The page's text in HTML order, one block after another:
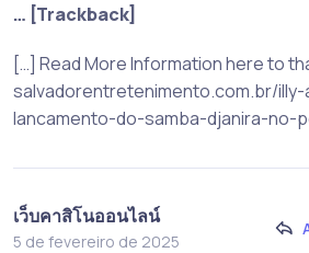
… [Trackback]
[…] Read More Information here to
salvadorentretenimento.com.br/
lancamento-do-samba-djanira-no-
เว็บคาสิโนออนไลน์
5 de fevereiro de 2025